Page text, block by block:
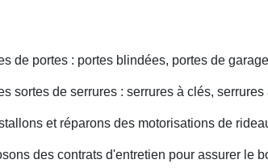
de portes : portes blindées, portes de
sortes de serrures : serrures à clés,
et réparons des motorisations de
des contrats d'entretien pour assurer le